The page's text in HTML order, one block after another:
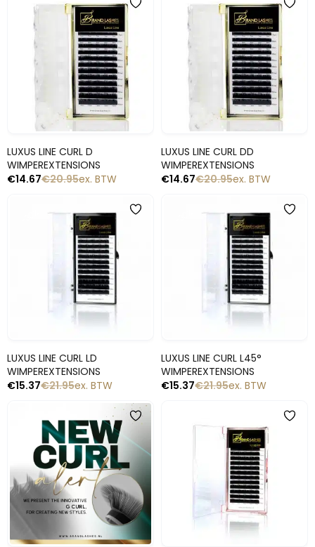
-30%
LUXUS LINE CURL D
WIMPEREXTENSIONS
€20.95
€14.67 ex. BTW
-30%
LUXUS LINE CURL DD
WIMPEREXTENSIONS
€20.95
€14.67 ex. BTW
LUXUS LINE CURL LD
WIMPEREXTENSIONS
€21.95
€15.37 ex. BTW
Snelle blik
LUXUS LINE CURL L45°
WIMPEREXTENSIONS
€21.95
€15.37 ex. BTW
-30%